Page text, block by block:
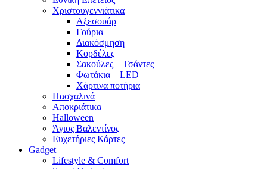
Χριστουγεννιάτικα
Αξεσουάρ
Γούρια
Διακόσμηση
Κορδέλες
Σακούλες – Τσάντες
Φωτάκια – LED
Χάρτινα ποτήρια
Πασχαλινά
Αποκριάτικα
Halloween
Άγιος Βαλεντίνος
Ευχετήριες Κάρτες
Gadget
Lifestyle & Comfort